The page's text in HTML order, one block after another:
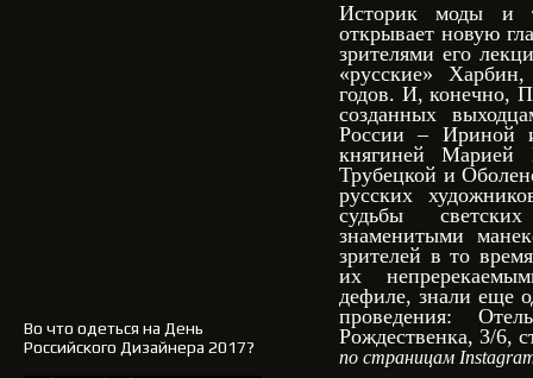
Во что одеться на День
Российского Дизайнера 2017?
Историк моды и
открывает новую
зрителями его
«русские»
годов. И, конечно,
созданных
России – Ириной
княгиней Марией
Трубецкой и
русских
судьбы
знаменитыми
зрителей в то
их
дефиле, знали еще
проведения:
Рождественка, 3/6,
по страницам